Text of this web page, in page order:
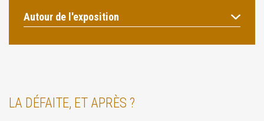
Autour de l'exposition
LA DÉFAITE, ET APRÈS ?